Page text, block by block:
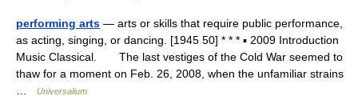
performing arts — arts or skills that require public performance,
as acting, singing, or dancing. [1945 50] * * * ▪ 2009 Introduction
Music Classical. The last vestiges of the Cold War seemed to
thaw for a moment on Feb. 26, 2008, when the unfamiliar strains
Universalium